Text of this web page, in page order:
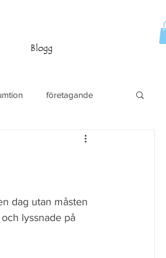
Blogg
företagande
dag utan måsten
lyssnade på